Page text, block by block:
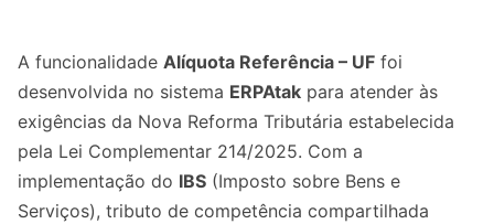
A funcionalidade Alíquota Referência – UF foi
desenvolvida no sistema ERPAtak para atender às
exigências da Nova Reforma Tributária estabelecida
pela Lei Complementar 214/2025. Com a
implementação do IBS (Imposto sobre Bens e
Serviços), tributo de competência compartilhada